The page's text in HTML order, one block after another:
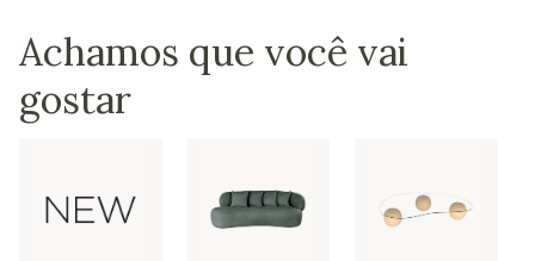
Achamos que você vai
gostar